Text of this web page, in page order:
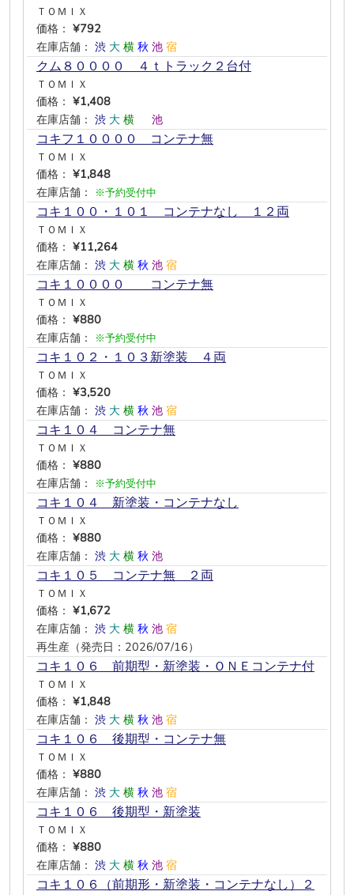
ＴＯＭＩＸ
価格： ¥792
在庫店舗： 渋 大 横 秋 池 宿
クム８００００ ４ｔトラック２台付
ＴＯＭＩＸ
価格： ¥1,408
在庫店舗： 渋 大 横 池
コキフ１００００ コンテナ無
ＴＯＭＩＸ
価格： ¥1,848
在庫店舗：
※予約受付中
コキ１００・１０１ コンテナなし １２両
ＴＯＭＩＸ
価格： ¥11,264
在庫店舗： 渋 大 横 秋 池 宿
コキ１００００ コンテナ無
ＴＯＭＩＸ
価格： ¥880
在庫店舗：
※予約受付中
コキ１０２・１０３新塗装 ４両
ＴＯＭＩＸ
価格： ¥3,520
在庫店舗： 渋 大 横 秋 池 宿
コキ１０４ コンテナ無
ＴＯＭＩＸ
価格： ¥880
在庫店舗：
※予約受付中
コキ１０４ 新塗装・コンテナなし
ＴＯＭＩＸ
価格： ¥880
在庫店舗： 渋 大 横 秋 池
コキ１０５ コンテナ無 ２両
ＴＯＭＩＸ
価格： ¥1,672
在庫店舗： 渋 大 横 秋 池 宿
再生産（発売日：2026/07/16）
コキ１０６ 前期型・新塗装・ＯＮＥコンテナ付
ＴＯＭＩＸ
価格： ¥1,848
在庫店舗： 渋 大 横 秋 池 宿
コキ１０６ 後期型・コンテナ無
ＴＯＭＩＸ
価格： ¥880
在庫店舗： 渋 大 横 秋 池 宿
コキ１０６ 後期型・新塗装
ＴＯＭＩＸ
価格： ¥880
在庫店舗： 渋 大 横 秋 池 宿
コキ１０６（前期形・新塗装・コンテナなし）２